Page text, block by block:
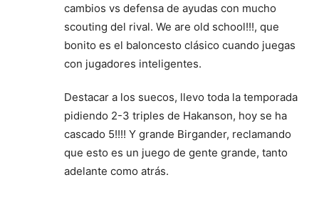
cambios vs defensa de ayudas con mucho
scouting del rival. We are old school!!!, que
bonito es el baloncesto clásico cuando juegas
con jugadores inteligentes.
Destacar a los suecos, llevo toda la temporada
pidiendo 2-3 triples de Hakanson, hoy se ha
cascado 5!!!! Y grande Birgander, reclamando
que esto es un juego de gente grande, tanto
adelante como atrás.